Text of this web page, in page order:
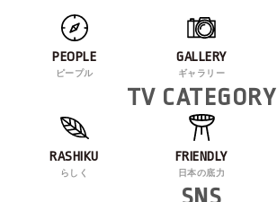
PEOPLE
ピープル
GALLERY
ギャラリー
TV CATEGORY
RASHIKU
らしく
FRIENDLY
日本の底力